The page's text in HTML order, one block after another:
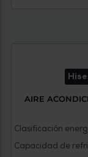
AIRE
Clasificación
Capacidad de